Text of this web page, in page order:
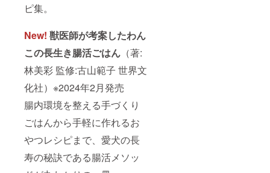
ピ集。
New! 獣医師が考案したわん
この長生き腸活ごはん （著:
林美彩 監修:古山範子 世界文
化社）※2024年2月発売
腸内環境を整える手づくり
ごはんから手軽に作れるお
やつレシピまで、愛犬の長
寿の秘訣である腸活メソッ